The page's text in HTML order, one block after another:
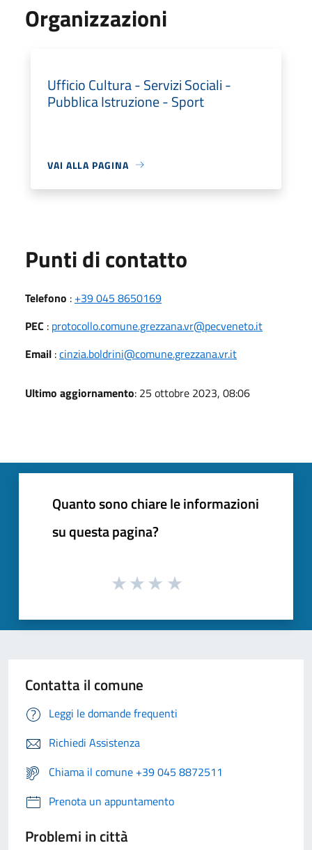
Organizzazioni
Ufficio Cultura - Servizi Sociali -
Pubblica Istruzione - Sport
VAI ALLA PAGINA
Punti di contatto
Telefono : +39 045 8650169
PEC : protocollo.comune.grezzana.vr@pecveneto.it
Email :cinzia.boldrini@comune.grezzana.vr.it
Ultimo aggiornamento: 25 ottobre 2023, 08:06
Quanto sono chiare le informazioni
su questa pagina?
Contatta il comune
Leggi le domande frequenti
Richiedi Assistenza
Chiama il comune +39 045 8872511
Prenota un appuntamento
Problemi in città